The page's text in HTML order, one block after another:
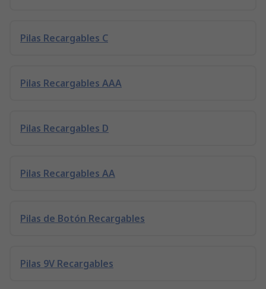
Pilas Recargables C
Pilas Recargables AAA
Pilas Recargables D
Pilas Recargables AA
Pilas de Botón Recargables
Pilas 9V Recargables